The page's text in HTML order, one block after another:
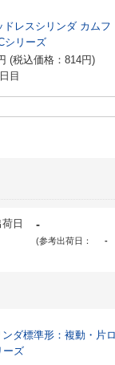
ドレスシリンダ カムフ
シリーズ
(税込価格： 814円)
目
日 -
(参考出荷日： -
ンダ標準形：複動・片
ーズ